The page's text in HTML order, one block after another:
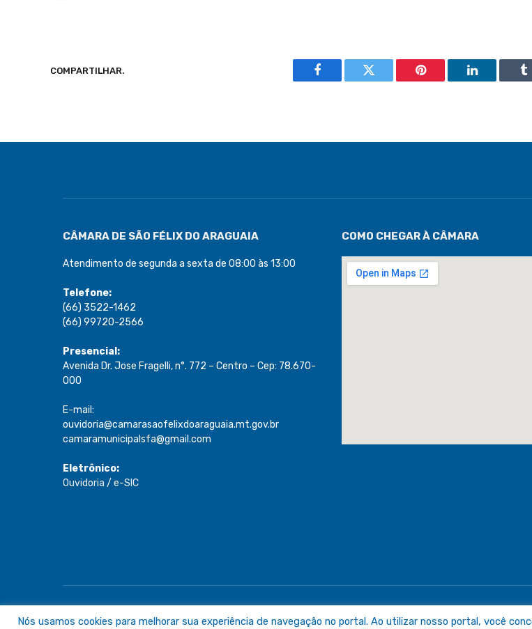
COMPARTILHAR.
Facebook Twitter Pinterest LinkedIn
CÂMARA DE SÃO FÉLIX DO ARAGUAIA
Atendimento de segunda a sexta de 08:00 às 13:00
Telefone:
(66) 3522-1462
(66) 99720-2566
Presencial:
Avenida Dr. Jose Fragelli, n°. 772 – Centro – Cep: 78.670-
000
E-mail:
ouvidoria@camarasaofelixdoaraguaia.mt.gov.br
camaramunicipalsfa@gmail.com
Eletrônico:
Ouvidoria / e-SIC
COMO CHEGAR À CÂMARA
Nós usamos cookies para melhorar sua experiência de navegação no portal. Ao utilizar nosso portal, você